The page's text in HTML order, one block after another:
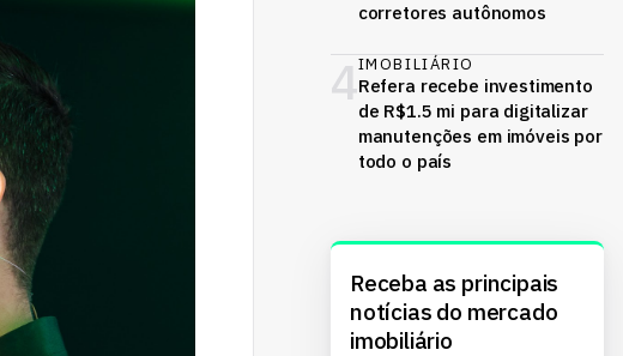
corretores autônomos
4IMOBILIÁRIO
Refera recebe investimento
de R$1.5 mi para digitalizar
manutenções em imóveis por
todo o país
Receba as principais
notícias do mercado
imobiliário